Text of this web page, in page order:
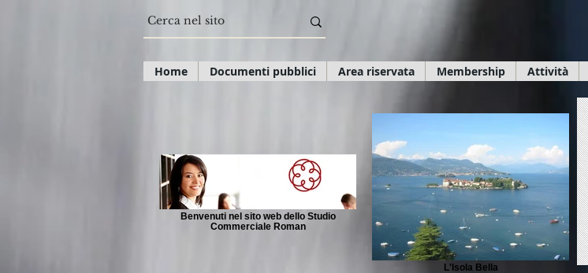
Home Documenti pubblici Area riservata Membership Attività
Benvenuti nel sito web dello Studio
Commerciale Roman
L'Isola Bella